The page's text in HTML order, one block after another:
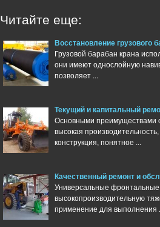
Читайте еще:
Восстановление грузового
Грузовой барабан крана
они имеют однослойную
позволяет ...
Текущий и капитальный
Основными преимуществами
высокая
конструкция, понятное ...
Качественный ремонт и
Универсальные фронтальные
высокопроизводительную
применение для выполнения